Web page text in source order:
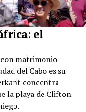
el
matrimonio
del Cabo es su
concentra
la playa de Clifton